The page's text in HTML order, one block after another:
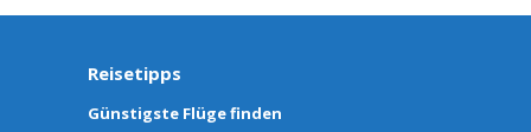
Reisetipps
Günstigste Flüge finden